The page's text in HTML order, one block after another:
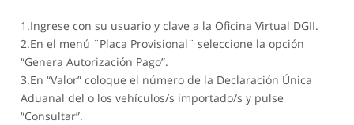
1.Ingrese con su usuario y clave a la Oficina Virtual DGII.
2.En el menú ¨Placa Provisional¨ seleccione la opción
“Genera Autorización Pago”.
3.En “Valor” coloque el número de la Declaración Única
Aduanal del o los vehículos/s importado/s y pulse
“Consultar”.